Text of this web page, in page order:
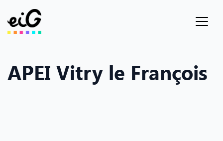
APEI Vitry le François